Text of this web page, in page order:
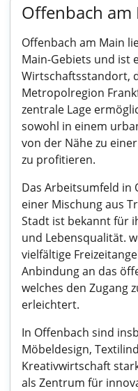
Offenbach am
Offenbach am Main
Main-Gebiets und ist
Wirtschaftsstandort,
Metropolregion
zentrale Lage
sowohl in einem
von der Nähe zu
zu profitieren.
Das Arbeitsumfeld in
einer Mischung aus
Stadt ist bekannt für
und Lebensqualität.
vielfältige
Anbindung an das
welches den Zugang
erleichtert.
In Offenbach sind
Möbeldesign,
Kreativwirtschaft
als Zentrum für